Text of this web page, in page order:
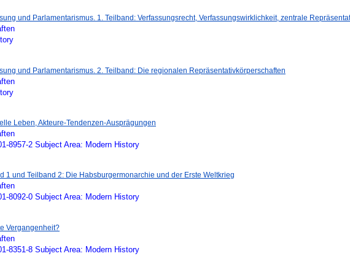
und Parlamentarismus. 1. Teilband: Verfassungsrecht, Verfassungswirklichkeit, zentrale
und Parlamentarismus. 2. Teilband: Die regionalen Repräsentativkörperschaften
Leben, Akteure-Tendenzen-Ausprägungen
8957-2 Subject Area: Modern History
1 und Teilband 2: Die Habsburgermonarchie und der Erste Weltkrieg
8092-0 Subject Area: Modern History
Vergangenheit?
8351-8 Subject Area: Modern History